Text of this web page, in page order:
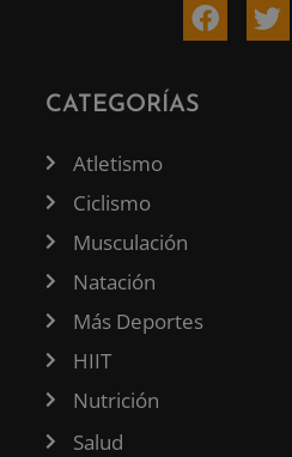
CATEGORÍAS
Atletismo
Ciclismo
Musculación
Natación
Más Deportes
HIIT
Nutrición
Salud